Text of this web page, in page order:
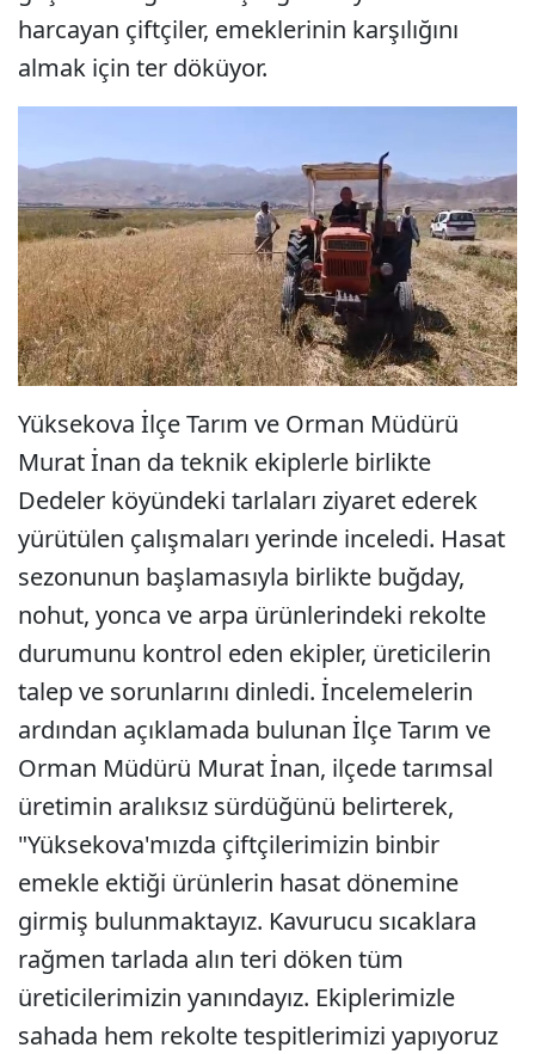
harcayan çiftçiler, emeklerinin karşılığını
almak için ter döküyor.
Yüksekova İlçe Tarım ve Orman Müdürü
Murat İnan da teknik ekiplerle birlikte
Dedeler köyündeki tarlaları ziyaret ederek
yürütülen çalışmaları yerinde inceledi. Hasat
sezonunun başlamasıyla birlikte buğday,
nohut, yonca ve arpa ürünlerindeki rekolte
durumunu kontrol eden ekipler, üreticilerin
talep ve sorunlarını dinledi. İncelemelerin
ardından açıklamada bulunan İlçe Tarım ve
Orman Müdürü Murat İnan, ilçede tarımsal
üretimin aralıksız sürdüğünü belirterek,
"Yüksekova'mızda çiftçilerimizin binbir
emekle ektiği ürünlerin hasat dönemine
girmiş bulunmaktayız. Kavurucu sıcaklara
rağmen tarlada alın teri döken tüm
üreticilerimizin yanındayız. Ekiplerimizle
sahada hem rekolte tespitlerimizi yapıyoruz